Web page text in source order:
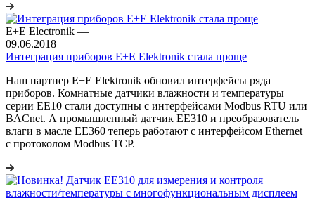
E+E Electronik —
09.06.2018
Интеграция приборов Е+E Elektronik стала проще
Наш партнер Е+E Elektronik обновил интерфейсы ряда
приборов. Комнатные датчики влажности и температуры
серии EE10 стали доступны с интерфейсами Modbus RTU или
BACnet. А промышленный датчик EE310 и преобразователь
влаги в масле EE360 теперь работают с интерфейсом Ethernet
с протоколом Modbus TCP.